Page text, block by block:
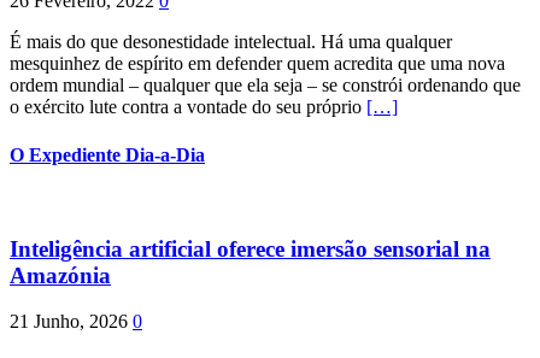
É mais do que desonestidade intelectual. Há uma qualquer
mesquinhez de espírito em defender quem acredita que uma nova
ordem mundial – qualquer que ela seja – se constrói ordenando que
o exército lute contra a vontade do seu próprio […]
O Expediente Dia-a-Dia
Inteligência artificial oferece imersão sensorial na
Amazónia
21 Junho, 2026 0